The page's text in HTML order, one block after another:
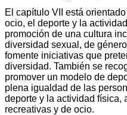
El capítulo VII está
ocio, el deporte y la
promoción de una cultura
diversidad sexual, de
fomente iniciativas que
diversidad. También se
promover un modelo de
plena igualdad de las
deporte y la actividad física,
recreativas y de ocio.